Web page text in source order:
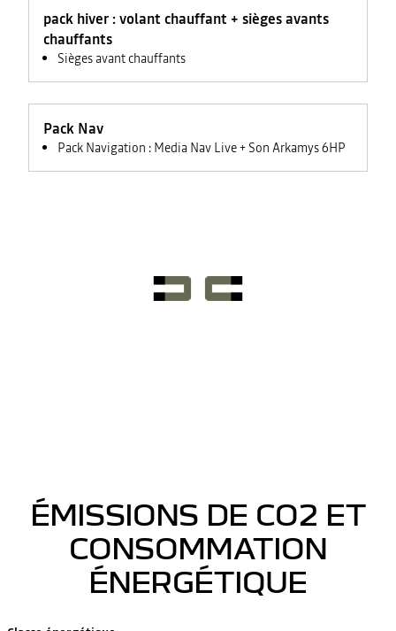
pack hiver : volant chauffant + sièges avants
chauffants
Sièges avant chauffants
rétroviseurs
Pack Nav
Pack Navigation : Media Nav Live + Son Arkamys 6HP
ÉMISSIONS DE CO2 ET
CONSOMMATION
ÉNERGÉTIQUE